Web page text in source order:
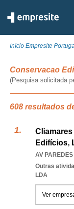
Início Empresite
Conservacao
(Pesquisa solicitada
608 resultados
Edifícios,
AV
Outras
LDA
Ver